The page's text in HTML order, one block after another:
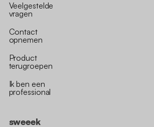
Veelgestelde
vragen
Contact
opnemen
Product
terugroepen
Ik ben een
professional
sweeek